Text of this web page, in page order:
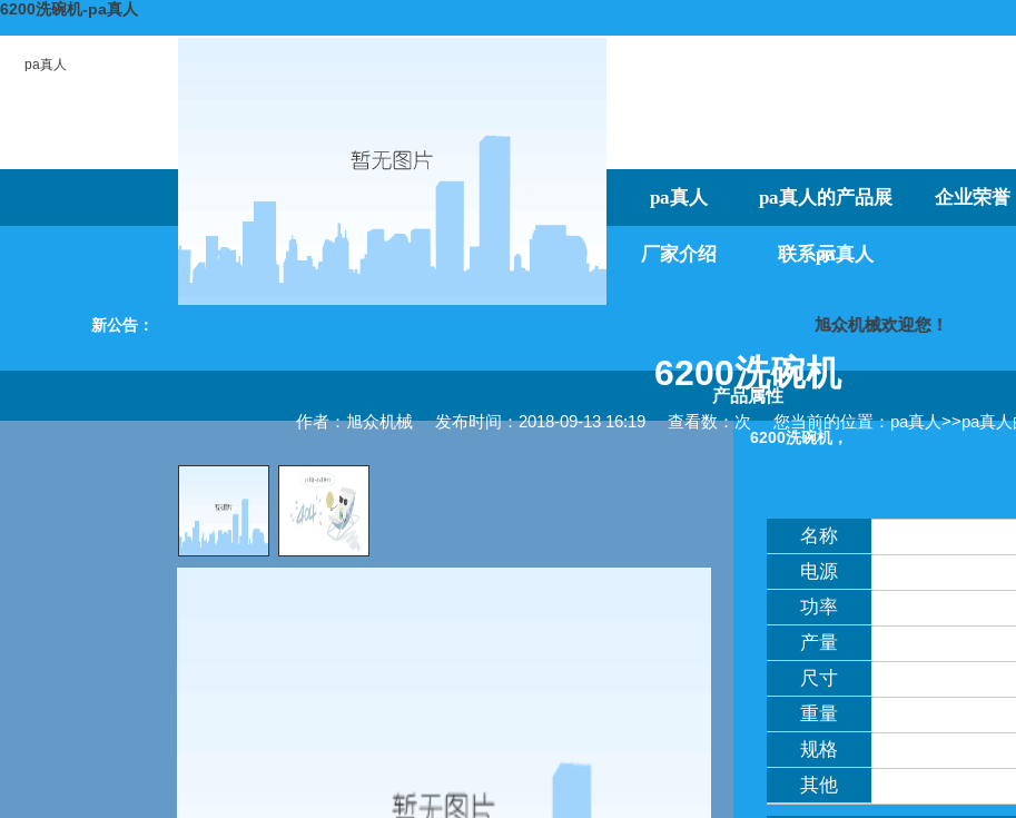
6200洗碗机-pa真人
pa真人
pa真人 pa真人的产品展
示
企业荣誉
厂家介绍 联系pa真人
新公告： 旭众机械欢迎您！
6200洗碗机
作者：旭众机械 发布时间：2018-09-13 16:19 查看数：次 您当前的位置：pa真人>>pa真
产品属性
6200洗碗机，
名称
电源
功率
产量
尺寸
重量
规格
其他